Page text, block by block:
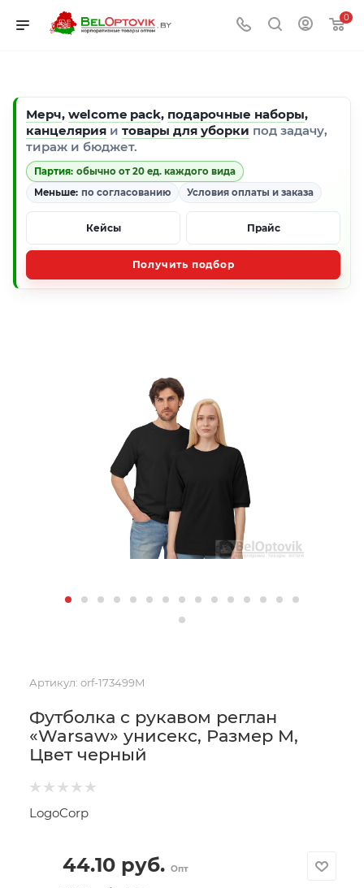
0
Мерч, welcome pack, подарочные наборы,
канцелярия и товары для уборки под задачу,
тираж и бюджет.
Партия: обычно от 20 ед. каждого вида
Меньше: по согласованию Условия оплаты и заказа
Кейсы Прайс
Получить подбор
Артикул: orf-173499M
Футболка c рукавом реглан
«Warsaw» унисекс, Размер M,
Цвет черный
LogoCorp
44.10руб. Опт